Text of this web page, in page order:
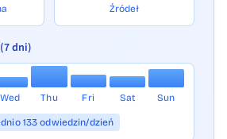
Źródeł
dni)
Wed Thu Fri Sat Sun
133 odwiedzin/dzień